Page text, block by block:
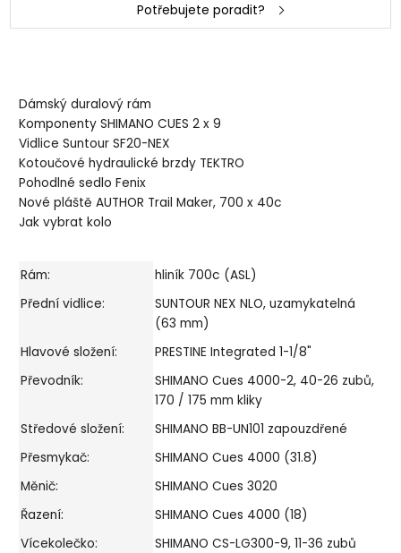
Potřebujete poradit?
Dámský duralový rám
Komponenty SHIMANO CUES 2 x 9
Vidlice Suntour SF20-NEX
Kotoučové hydraulické brzdy TEKTRO
Pohodlné sedlo Fenix
Nové pláště AUTHOR Trail Maker, 700 x 40c
Jak vybrat kolo
Rám:
hliník 700c (ASL)
Přední vidlice:
SUNTOUR NEX NLO, uzamykatelná
(63 mm)
Hlavové složení:
PRESTINE Integrated 1-1/8"
Převodník:
SHIMANO Cues 4000-2, 40-26 zubů,
170 / 175 mm kliky
Středové složení:
SHIMANO BB-UN101 zapouzdřené
Přesmykač:
SHIMANO Cues 4000 (31.8)
Měnič:
SHIMANO Cues 3020
Řazení:
SHIMANO Cues 4000 (18)
Vícekolečko:
SHIMANO CS-LG300-9, 11-36 zubů